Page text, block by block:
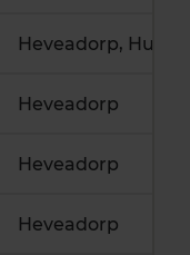
Heveadorp
Heveadorp
Heveadorp